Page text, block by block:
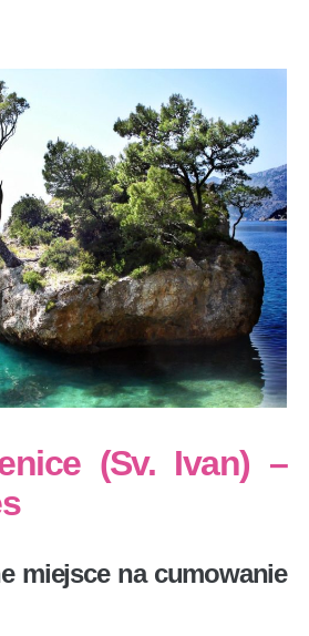
(Sv. Ivan) –
miejsce na cumowanie